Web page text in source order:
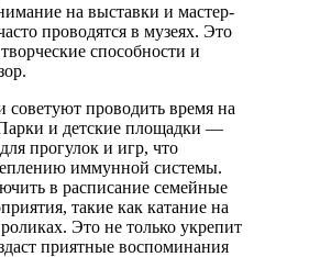
на выставки и мастер-
проводятся в музеях. Это
способности и
советуют проводить время на
и детские площадки —
прогулок и игр, что
иммунной системы.
в расписание семейные
такие как катание на
Это не только укрепит
приятные воспоминания